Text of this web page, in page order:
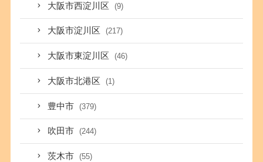
大阪市西淀川区 (9)
大阪市淀川区 (217)
大阪市東淀川区 (46)
大阪市北港区 (1)
豊中市 (379)
吹田市 (244)
茨木市 (55)